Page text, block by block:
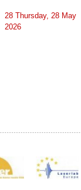
28 Thursday, 28 May
2026